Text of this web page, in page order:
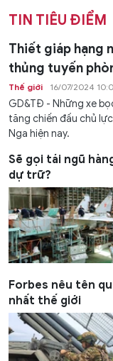
TIN TIÊU ĐIỂM
Thiết giáp hạng
thủng tuyến
Thế giới 16/07/2024
GD&TĐ - Những xe
tăng chiến đấu chủ
Nga hiện nay.
Sẽ gọi tái ngũ
dự trữ?
Forbes nêu tên
nhất thế giới